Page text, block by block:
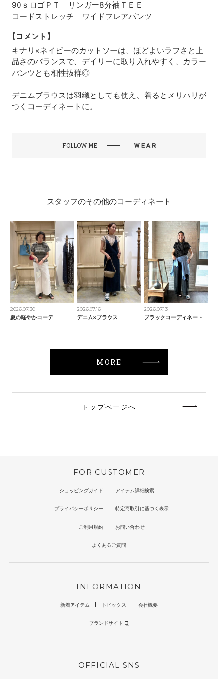
90ｓロゴＰＴ リンガー8分袖ＴＥＥ
コードストレッチ ワイドフレアパンツ
【コメント】
キナリ×ネイビーのカットソーは、ほどよいラフさと上
品さのバランスで、デイリーに取り入れやすく、カラー
パンツとも相性抜群◎
デニムブラウスは羽織としても使え、着るとメリハリが
つくコーディネートに。
FOLLOW ME
スタッフのその他のコーディネート
2026.07.30
夏の軽やかコーデ
2026.07.16
デニム×ブラウス
2026.07.13
ブラックコーディネート
MORE
トップページへ
FOR CUSTOMER
ショッピングガイド アイテム詳細検索
プライバシーポリシー 特定商取引に基づく表示
ご利用規約 お問い合わせ
よくあるご質問
INFORMATION
新着アイテム トピックス 会社概要
ブランドサイト
OFFICIAL SNS